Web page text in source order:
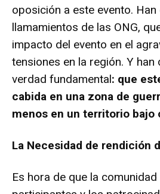
oposición a este evento.
llamamientos de las ONG,
impacto del evento en el
tensiones en la región. Y han
verdad fundamental: que
cabida en una zona de
menos en un territorio bajo
La Necesidad de rendición
Es hora de que la